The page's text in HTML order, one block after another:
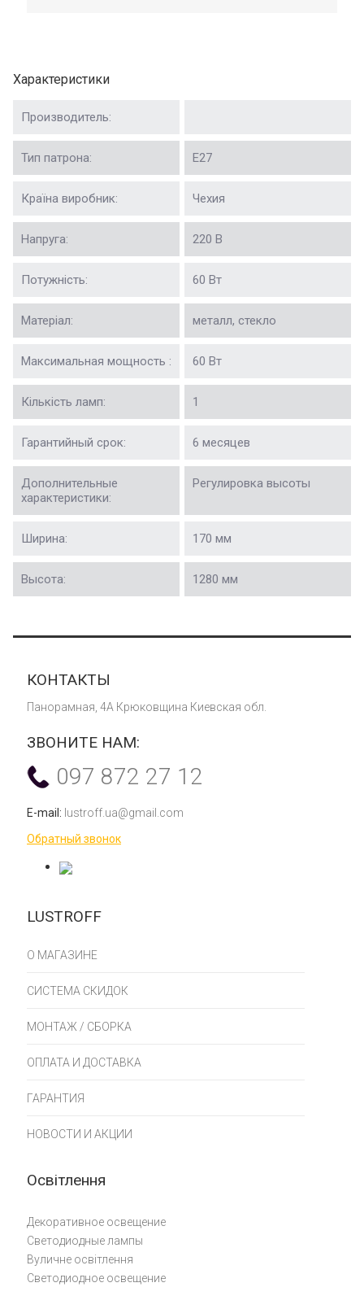
Характеристики
Производитель:
Тип патрона: Е27
Країна виробник: Чехия
Напруга: 220 В
Потужність: 60 Вт
Матеріал: металл, стекло
Максимальная мощность : 60 Вт
Кількість ламп: 1
Гарантийный срок: 6 месяцев
Дополнительные
характеристики:
Регулировка высоты
Ширина: 170 мм
Высота: 1280 мм
LUSTROFF
О МАГАЗИНЕ
СИСТЕМА СКИДОК
МОНТАЖ / СБОРКА
ОПЛАТА И ДОСТАВКА
ГАРАНТИЯ
НОВОСТИ И АКЦИИ
Освітлення
Декоративное освещение
Светодиодные лампы
Вуличне освітлення
Светодиодное освещение
КОНТАКТЫ
Панорамная, 4А Крюковщина Киевская обл.
ЗВОНИТЕ НАМ:
097 872 27 12
E-mail: lustroff.ua@gmail.com
Обратный звонок